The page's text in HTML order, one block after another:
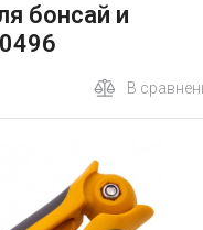
бонсай и
В